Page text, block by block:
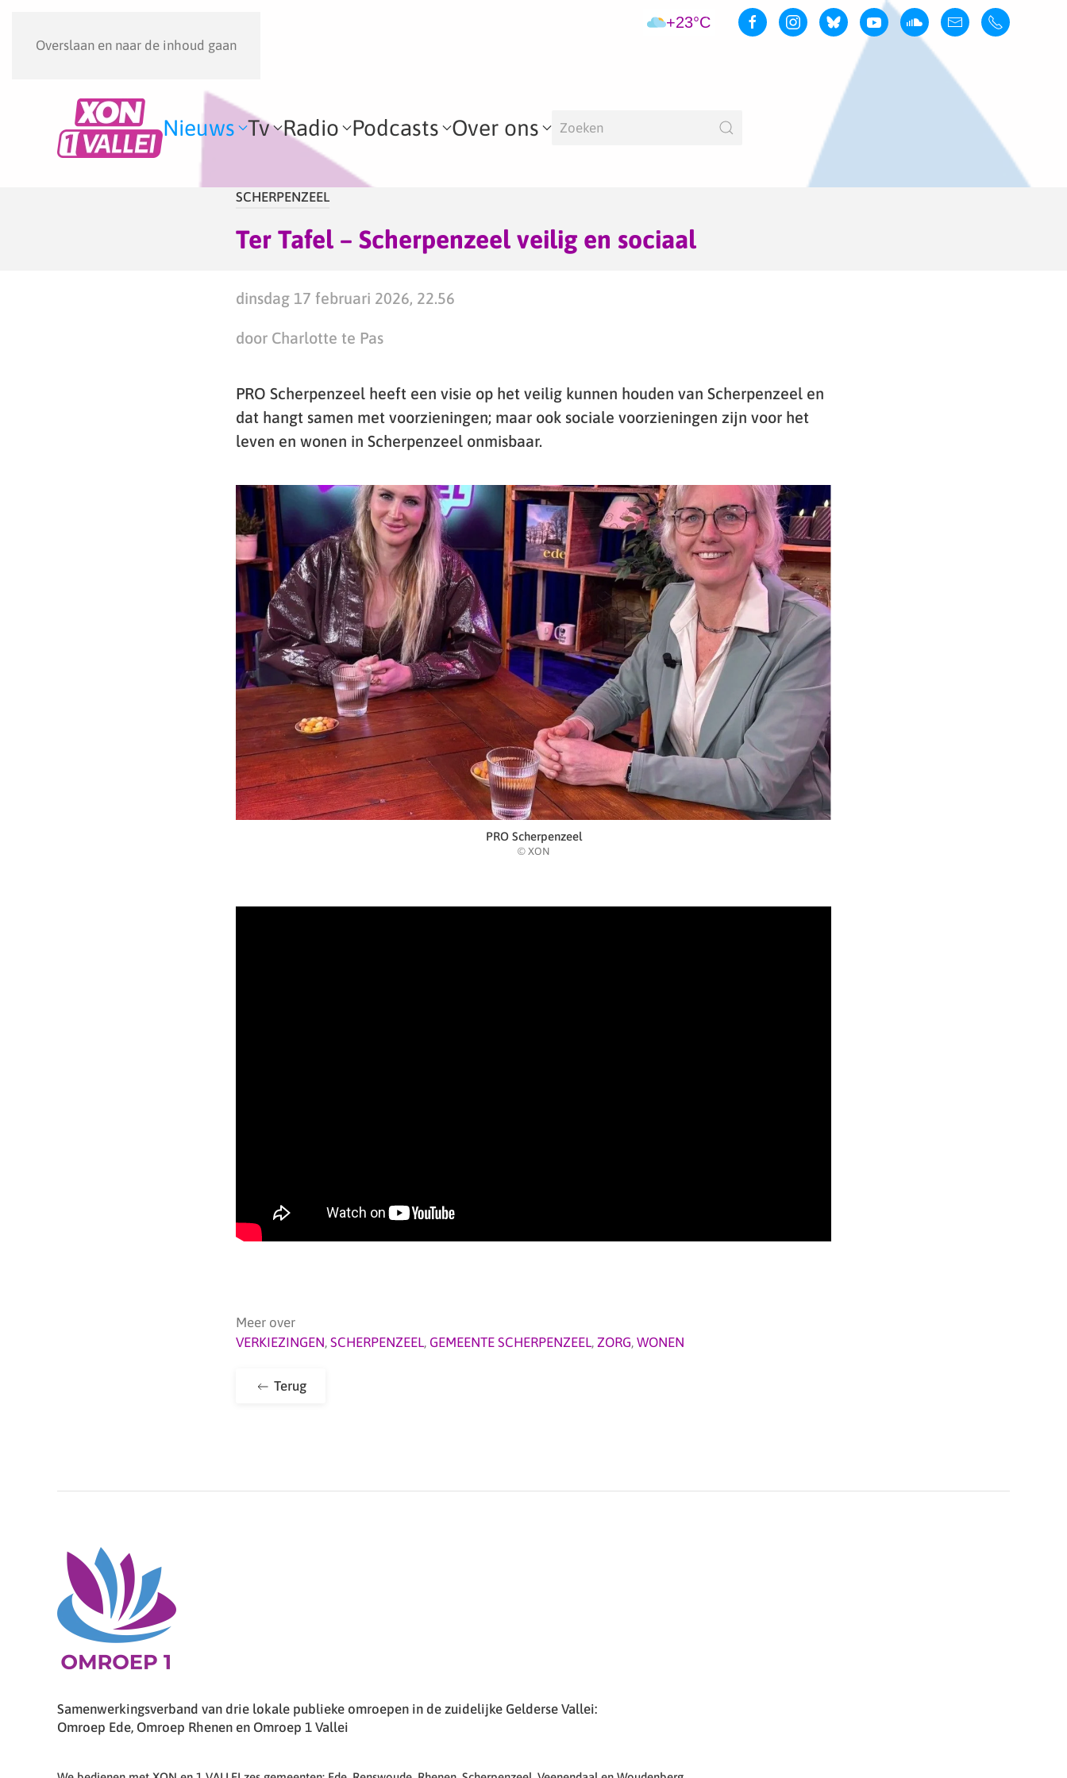
Overslaan en naar de inhoud gaan
+23°C
Nieuws Tv Radio Podcasts Over ons
SCHERPENZEEL
Ter Tafel – Scherpenzeel veilig en sociaal
dinsdag 17 februari 2026, 22.56
door Charlotte te Pas
PRO Scherpenzeel heeft een visie op het veilig kunnen houden van Scherpenzeel en
dat hangt samen met voorzieningen; maar ook sociale voorzieningen zijn voor het
leven en wonen in Scherpenzeel onmisbaar.
PRO Scherpenzeel
© XON
Meer over
VERKIEZINGEN, SCHERPENZEEL, GEMEENTE SCHERPENZEEL, ZORG, WONEN
Terug
Samenwerkingsverband van drie lokale publieke omroepen in de zuidelijke Gelderse Vallei:
Omroep Ede, Omroep Rhenen en Omroep 1 Vallei